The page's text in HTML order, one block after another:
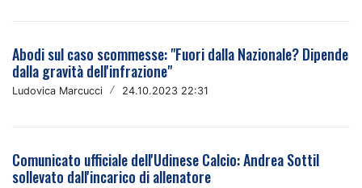
Abodi sul caso scommesse: "Fuori dalla Nazionale? Dipende
dalla gravità dell'infrazione"
Ludovica Marcucci / 24.10.2023 22:31
Comunicato ufficiale dell'Udinese Calcio: Andrea Sottil
sollevato dall'incarico di allenatore